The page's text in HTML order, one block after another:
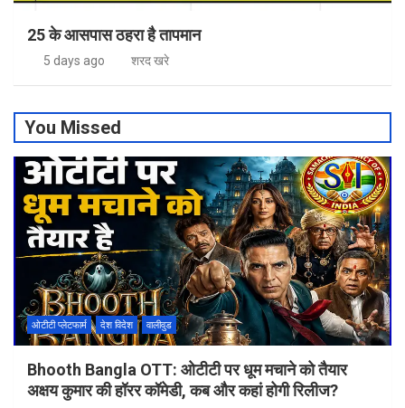
25 के आसपास ठहरा है तापमान
5 days ago शरद खरे
You Missed
ओटीटी प्लेटफार्म देश विदेश वालीवुड
Bhooth Bangla OTT: ओटीटी पर धूम मचाने को तैयार
अक्षय कुमार की हॉरर कॉमेडी, कब और कहां होगी रिलीज?